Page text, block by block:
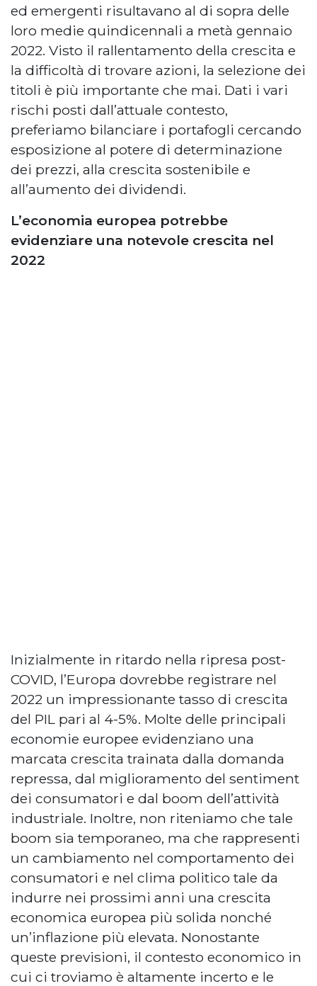
ed emergenti risultavano al di sopra delle
loro medie quindicennali a metà gennaio
2022. Visto il rallentamento della crescita e
la difficoltà di trovare azioni, la selezione dei
titoli è più importante che mai. Dati i vari
rischi posti dall’attuale contesto,
preferiamo bilanciare i portafogli cercando
esposizione al potere di determinazione
dei prezzi, alla crescita sostenibile e
all’aumento dei dividendi.
L’economia europea potrebbe
evidenziare una notevole crescita nel
2022
Inizialmente in ritardo nella ripresa post-
COVID, l’Europa dovrebbe registrare nel
2022 un impressionante tasso di crescita
del PIL pari al 4-5%. Molte delle principali
economie europee evidenziano una
marcata crescita trainata dalla domanda
repressa, dal miglioramento del sentiment
dei consumatori e dal boom dell’attività
industriale. Inoltre, non riteniamo che tale
boom sia temporaneo, ma che rappresenti
un cambiamento nel comportamento dei
consumatori e nel clima politico tale da
indurre nei prossimi anni una crescita
economica europea più solida nonché
un’inflazione più elevata. Nonostante
queste previsioni, il contesto economico in
cui ci troviamo è altamente incerto e le